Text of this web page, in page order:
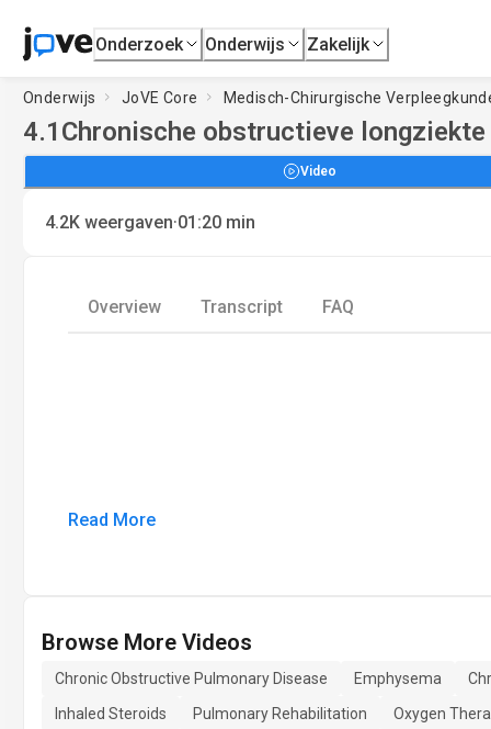
Onderzoek Onderwijs Zakelijk
Onderwijs JoVE Core Medisch-Chirurgische
4.1 Chronische obstructieve
Video
4.2K weergaven·01:20 min
Overview Transcript FAQ
Read More
Browse More Videos
Chronic Obstructive Pulmonary Disease Emphysema
Inhaled Steroids
Pulmonary Rehabilitation Oxygen